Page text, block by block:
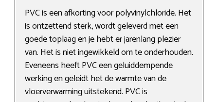
PVC is een afkorting voor polyvinylchloride. Het
is ontzettend sterk, wordt geleverd met een
goede toplaag en je hebt er jarenlang plezier
van. Het is niet ingewikkeld om te onderhouden.
Eveneens heeft PVC een geluiddempende
werking en geleidt het de warmte van de
vloerverwarming uitstekend. PVC is